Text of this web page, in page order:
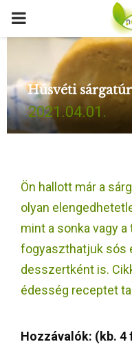
P
I
M
R
Y
M
Húsvéti
2021.04.01.
Ön hallott már a
olyan
mint a sonka vagy
fogyaszthatjuk sós
desszertként is.
édesség receptet
Hozzávalók: (kb. 4